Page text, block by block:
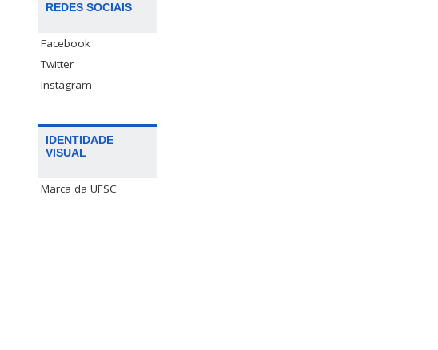
REDES SOCIAIS
Facebook
Twitter
Instagram
IDENTIDADE
VISUAL
Marca da UFSC